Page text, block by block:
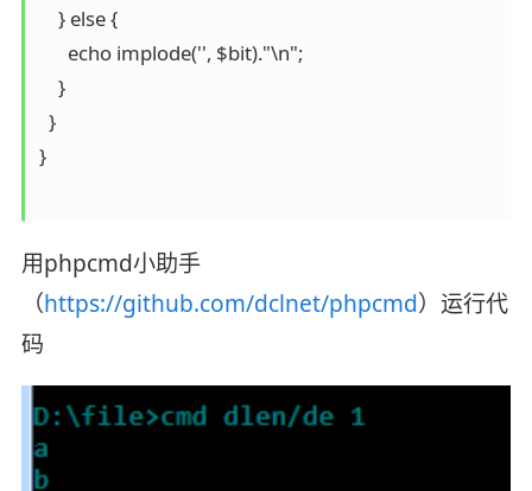
    } else {
      echo implode('', $bit)."\n";
    }
  }
}
用phpcmd小助手
（https://github.com/dclnet/phpcmd）运行代
码